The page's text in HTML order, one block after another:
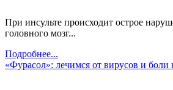
При инсульте происходит острое
головного мозг...
Подробнее...
«Фурасол»: лечимся от вирусов и боли